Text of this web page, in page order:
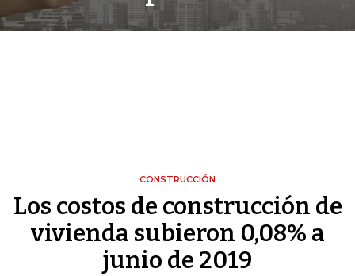
CONSTRUCCIÓN
Los costos de construcción de
vivienda subieron 0,08% a
junio de 2019